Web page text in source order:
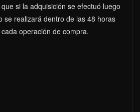
si la adquisición se efectuó luego
se realizará dentro de las 48 horas
operación de compra.